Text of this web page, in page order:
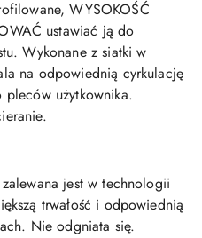
WYSOKOŚĆ
ustawiać ją do
Wykonane z siatki w
na odpowiednią cyrkulację
użytkownika.
jest w technologii
trwałość i odpowiednią
Nie odgniata się.